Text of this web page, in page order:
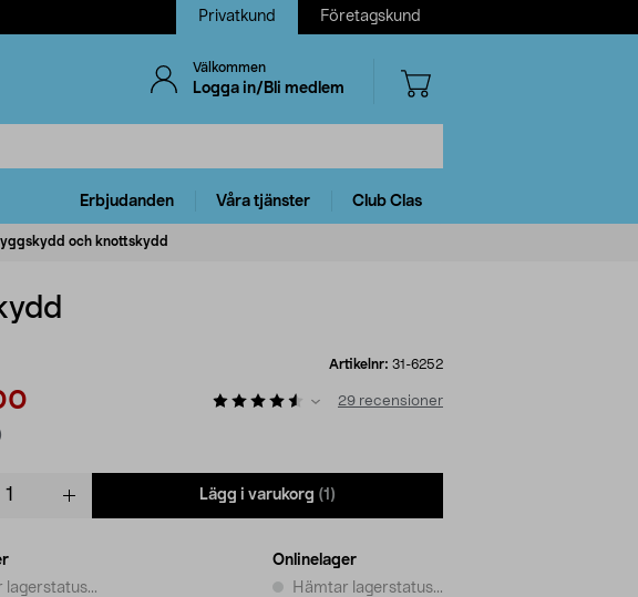
Privatkund Företagskund
Välkommen
Logga in/Bli medlem
Erbjudanden Våra tjänster Club Clas
och knottskydd
Artikelnr: 31-6252
29 recensioner
Lägg i varukorg (1)
lagerstatus...
Onlinelager
Hämtar lagerstatus...